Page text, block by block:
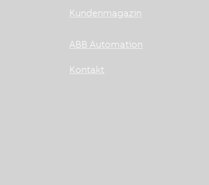
Kundenmagazin
ABB Automation
Kontakt